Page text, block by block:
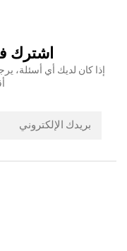
اشترك
إذا كان لديك أي أسئلة،